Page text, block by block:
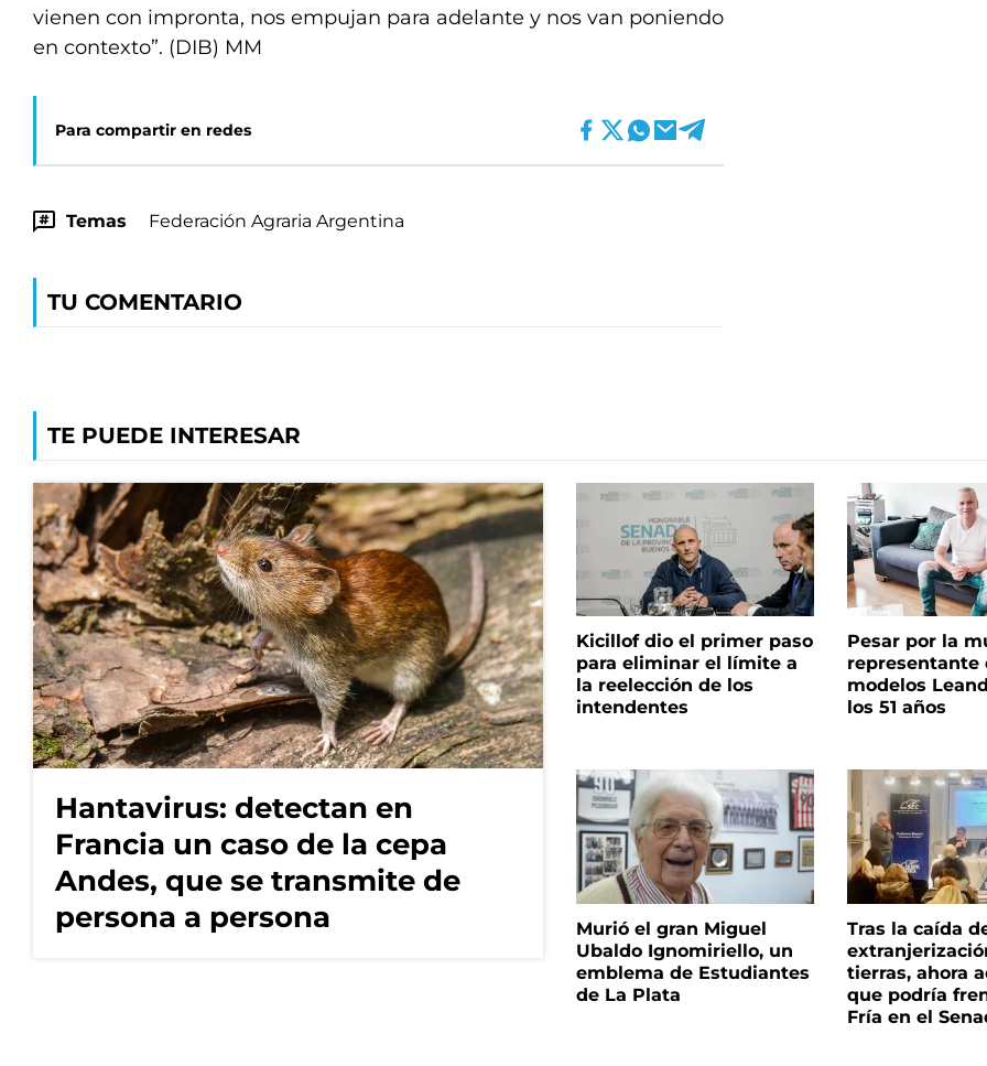
vienen con impronta, nos empujan para adelante y nos van poniendo
en contexto”. (DIB) MM
Para compartir en redes
Temas Federación Agraria Argentina
TU COMENTARIO
TE PUEDE INTERESAR
Hantavirus: detectan en
Francia un caso de la cepa
Andes, que se transmite de
persona a persona
Kicillof dio el primer paso
para eliminar el límite a
la reelección de los
intendentes
Pesar por la
representante
modelos
los 51 años
Murió el gran Miguel
Ubaldo Ignomiriello, un
emblema de Estudiantes
de La Plata
Tras la caída
tierras, ahora
que podría
Fría en el